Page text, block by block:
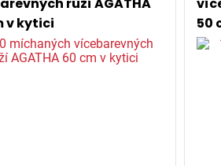
v kytici
50